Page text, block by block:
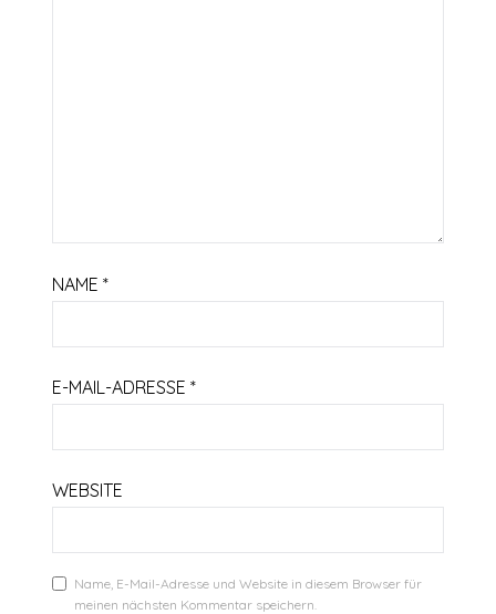
NAME*
E-MAIL-ADRESSE*
WEBSITE
Name, E-Mail-Adresse und Website in diesem Browser für
meinen nächsten Kommentar speichern.